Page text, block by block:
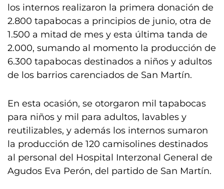
los internos realizaron la primera donación de
2.800 tapabocas a principios de junio, otra de
1.500 a mitad de mes y esta última tanda de
2.000, sumando al momento la producción de
6.300 tapabocas destinados a niños y adultos
de los barrios carenciados de San Martín.
En esta ocasión, se otorgaron mil tapabocas
para niños y mil para adultos, lavables y
reutilizables, y además los internos sumaron
la producción de 120 camisolines destinados
al personal del Hospital Interzonal General de
Agudos Eva Perón, del partido de San Martín.